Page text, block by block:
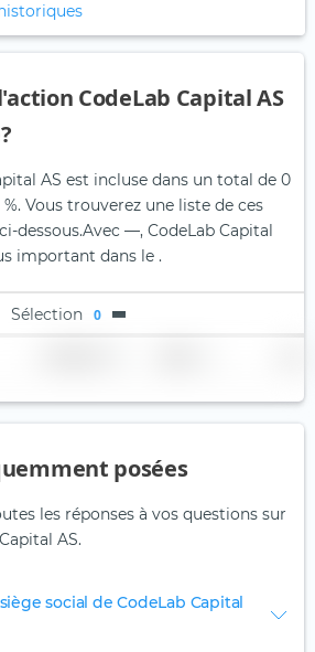
CodeLab Capital AS
AS est incluse dans un total de 0
%. Vous trouverez une liste de ces
dessous.Avec —, CodeLab Capital
important dans le .
Sélection 0
posées
les réponses à vos questions sur
AS.
social de CodeLab Capital